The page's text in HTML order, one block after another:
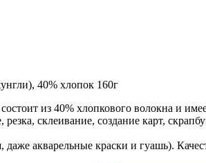
40% хлопок 160г
из 40% хлопкового волокна и
склеивание, создание карт,
акварельные краски и гуашь).